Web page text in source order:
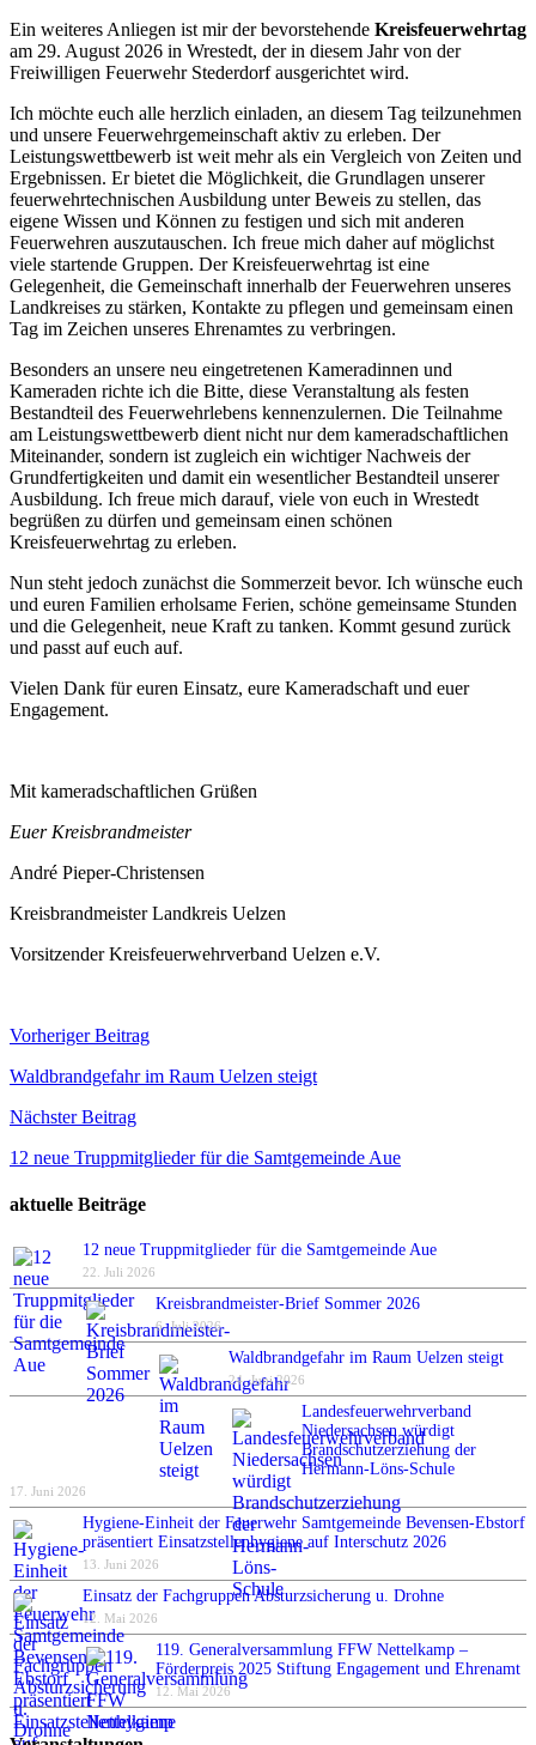
Ein weiteres Anliegen ist mir der bevorstehende Kreisfeuerwehrtag
am 29. August 2026 in Wrestedt, der in diesem Jahr von der
Freiwilligen Feuerwehr Stederdorf ausgerichtet wird.
Ich möchte euch alle herzlich einladen, an diesem Tag teilzunehmen
und unsere Feuerwehrgemeinschaft aktiv zu erleben. Der
Leistungswettbewerb ist weit mehr als ein Vergleich von Zeiten und
Ergebnissen. Er bietet die Möglichkeit, die Grundlagen unserer
feuerwehrtechnischen Ausbildung unter Beweis zu stellen, das
eigene Wissen und Können zu festigen und sich mit anderen
Feuerwehren auszutauschen. Ich freue mich daher auf möglichst
viele startende Gruppen. Der Kreisfeuerwehrtag ist eine
Gelegenheit, die Gemeinschaft innerhalb der Feuerwehren unseres
Landkreises zu stärken, Kontakte zu pflegen und gemeinsam einen
Tag im Zeichen unseres Ehrenamtes zu verbringen.
Besonders an unsere neu eingetretenen Kameradinnen und
Kameraden richte ich die Bitte, diese Veranstaltung als festen
Bestandteil des Feuerwehrlebens kennenzulernen. Die Teilnahme
am Leistungswettbewerb dient nicht nur dem kameradschaftlichen
Miteinander, sondern ist zugleich ein wichtiger Nachweis der
Grundfertigkeiten und damit ein wesentlicher Bestandteil unserer
Ausbildung. Ich freue mich darauf, viele von euch in Wrestedt
begrüßen zu dürfen und gemeinsam einen schönen
Kreisfeuerwehrtag zu erleben.
Nun steht jedoch zunächst die Sommerzeit bevor. Ich wünsche euch
und euren Familien erholsame Ferien, schöne gemeinsame Stunden
und die Gelegenheit, neue Kraft zu tanken. Kommt gesund zurück
und passt auf euch auf.
Vielen Dank für euren Einsatz, eure Kameradschaft und euer
Engagement.
Mit kameradschaftlichen Grüßen
Euer Kreisbrandmeister
André Pieper-Christensen
Kreisbrandmeister Landkreis Uelzen
Vorsitzender Kreisfeuerwehrverband Uelzen e.V.
Beitragsnavigation
Vorheriger Beitrag
Waldbrandgefahr im Raum Uelzen steigt
Nächster Beitrag
12 neue Truppmitglieder für die Samtgemeinde Aue
aktuelle Beiträge
12 neue Truppmitglieder für die Samtgemeinde Aue
22. Juli 2026
Kreisbrandmeister-Brief Sommer 2026
6. Juli 2026
Waldbrandgefahr im Raum Uelzen steigt
24. Juni 2026
Landesfeuerwehrverband
Niedersachsen würdigt
Brandschutzerziehung der
Hermann-Löns-Schule
17. Juni 2026
Hygiene-Einheit der Feuerwehr Samtgemeinde Bevensen-Ebstorf
präsentiert Einsatzstellenhygiene auf Interschutz 2026
13. Juni 2026
Einsatz der Fachgruppen Absturzsicherung u. Drohne
12. Mai 2026
119. Generalversammlung FFW Nettelkamp –
Förderpreis 2025 Stiftung Engagement und Ehrenamt
12. Mai 2026